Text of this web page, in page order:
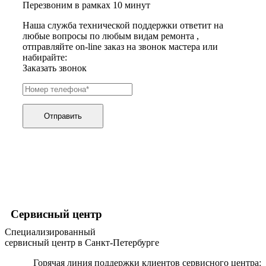
хьюмидоров
игровых приставок
игрушек
игрушек на радиоуправлении
imac
имитаторов верховой езды
инерционных массажеров
инфузионных насосов
ингаляторов
инкубаторов
инспекционных камер, видеоскопов
интерфейсных модулей
инверторов
ионизаторов
ip телефонов
Перезвоним в рамках 10 минут
Наша служба технической поддержки ответит на
любые вопросы по любым видам ремонта ,
отправляйте on-line заказ на звонок мастера или
набирайте:
Заказать звонок
Отправить
Сервисный центр
Специализированный
сервисный центр в Санкт-Петербурге
Горячая линия поддержки клиентов сервисного центра: